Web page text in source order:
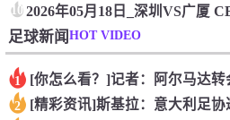
102026年05月18日_深圳VS广厦
足球新闻HOT VIDEO
1
2